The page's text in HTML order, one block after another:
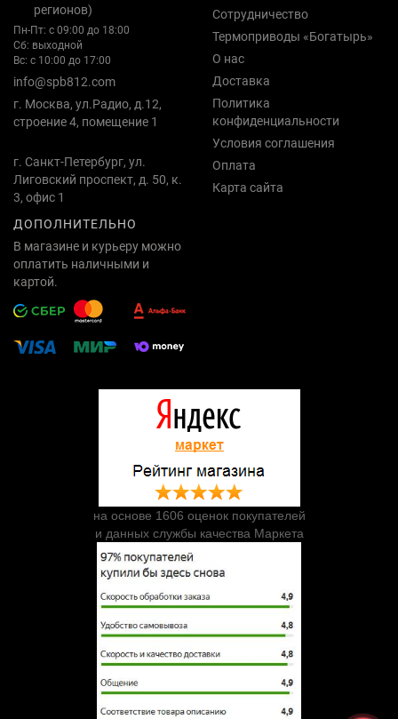
регионов)
Пн-Пт: с 09:00 до 18:00
Сб: выходной
Вс: с 10:00 до 17:00
info@spb812.com
г. Москва, ул.Радио, д.12,
строение 4, помещение 1
г. Санкт-Петербург, ул.
Лиговский проспект, д. 50, к.
3, офис 1
Сотрудничество
Термоприводы «Богатырь»
О нас
Доставка
Политика
конфиденциальности
Условия соглашения
Оплата
Карта сайта
ДОПОЛНИТЕЛЬНО
В магазине и курьеру можно
оплатить наличными и
картой.
на основе 1606 оценок покупателей
и данных службы качества Маркета